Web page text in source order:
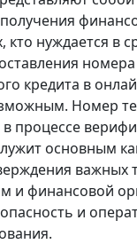
кто нуждается в
кредита в
Номер
процессе
основным
важных
и финансовой
и